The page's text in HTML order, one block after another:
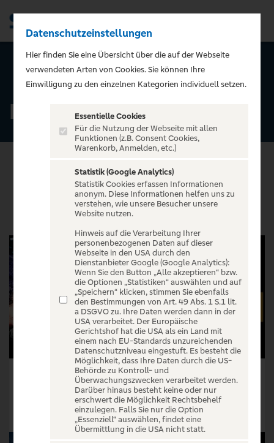
ZURÜCK ZUR STARTSEITE
Boxen & Wrestling
VERANSTALTUNGEN
We Love MMA - Mixed Martial Arts
Tickets ab € 117,95
Tickets ab € 42,85
Tickets
Datenschutzeinstellungen
Hier finden Sie eine Übersicht über die auf der Webseite
verwendeten Arten von Cookies. Sie können Ihre
Einwilligung zu den einzelnen Kategorien individuell setzen.
Essentielle Cookies
Für die Nutzung der Webseite mit allen
Funktionen (z.B. Consent Cookies,
Warenkorb, Anmelden, etc.)
Statistik (Google Analytics)
Statistik Cookies erfassen Informationen
anonym. Diese Informationen helfen uns zu
verstehen, wie unsere Besucher unsere
Website nutzen.
Hinweis auf die Verarbeitung Ihrer
personenbezogenen Daten auf dieser
Webseite in den USA durch den
Dienstanbieter Google (Google Analytics):
Wenn Sie den Button „Alle akzeptieren“ bzw.
die Optionen „Statistiken“ auswählen und auf
„Speichern“ klicken, stimmen Sie ebenfalls
den Bestimmungen von Art. 49 Abs. 1 S.1 lit.
a DSGVO zu. Ihre Daten werden dann in der
USA verarbeitet. Der Europäische
Gerichtshof hat die USA als ein Land mit
einem nach EU-Standards unzureichenden
Datenschutzniveau eingestuft. Es besteht die
Möglichkeit, dass Ihre Daten durch die US-
Behörde zu Kontroll- und
Überwachungszwecken verarbeitet werden.
Darüber hinaus besteht keine oder nur
erschwert die Möglichkeit Rechtsbehelf
einzulegen. Falls Sie nur die Option
„Essenziell“ auswählen, findet eine
Übermittlung in die USA nicht statt.